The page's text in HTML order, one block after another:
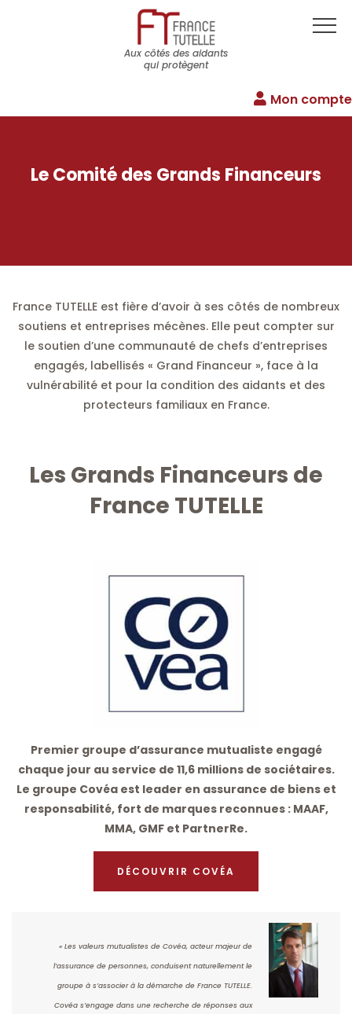
Aux côtés des aidants
qui protègent
Mon compte
Le Comité des Grands Financeurs
France TUTELLE est fière d’avoir à ses côtés de nombreux
soutiens et entreprises mécènes. Elle peut compter sur
le soutien d’une communauté de chefs d’entreprises
engagés, labellisés « Grand Financeur », face à la
vulnérabilité et pour la condition des aidants et des
protecteurs familiaux en France.
Les Grands Financeurs de
France TUTELLE
Premier groupe d’assurance mutualiste engagé
chaque jour au service de 11,6 millions de sociétaires.
Le groupe Covéa est leader en assurance de biens et
responsabilité, fort de marques reconnues : MAAF,
MMA, GMF et PartnerRe.
DÉCOUVRIR COVÉA
« Les valeurs mutualistes de Covéa, acteur majeur de
l’assurance de personnes, conduisent naturellement le
groupe à s’associer à la démarche de France TUTELLE.
Covéa s’engage dans une recherche de réponses aux